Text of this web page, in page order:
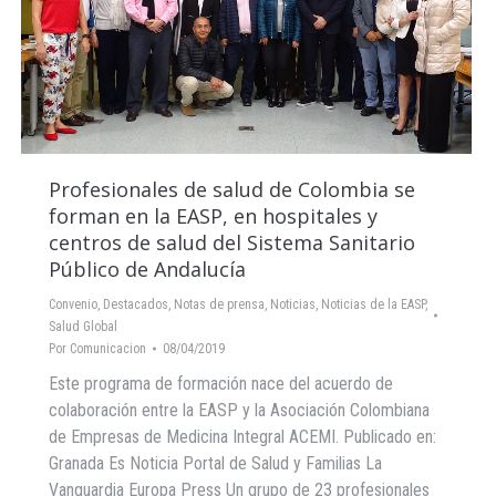
Profesionales de salud de Colombia se
forman en la EASP, en hospitales y
centros de salud del Sistema Sanitario
Público de Andalucía
Convenio, Destacados, Notas de prensa, Noticias, Noticias de la EASP,
Salud Global
Por Comunicacion 08/04/2019
Este programa de formación nace del acuerdo de
colaboración entre la EASP y la Asociación Colombiana
de Empresas de Medicina Integral ACEMI. Publicado en:
Granada Es Noticia Portal de Salud y Familias La
Vanguardia Europa Press Un grupo de 23 profesionales